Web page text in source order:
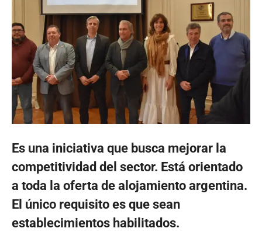
Es una iniciativa que busca mejorar la
competitividad del sector. Está orientado
a toda la oferta de alojamiento argentina.
El único requisito es que sean
establecimientos habilitados.